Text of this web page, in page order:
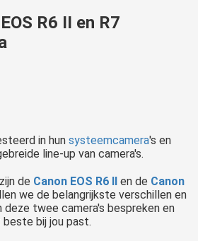
R6 II en R7
in hun systeemcamera's en
line-up van camera's.
de Canon EOS R6 II en de Canon
we de belangrijkste verschillen en
twee camera's bespreken en
bij jou past.